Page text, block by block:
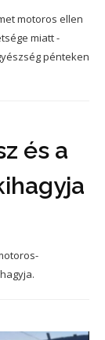
motoros ellen
miatt -
pénteken
és a